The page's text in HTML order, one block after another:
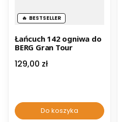
BESTSELLER
Łańcuch 142 ogniwa do
BERG Gran Tour
Cena
129,00 zł
Do koszyka